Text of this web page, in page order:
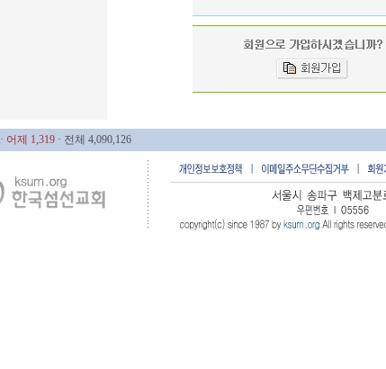
· 어제 1,319 · 전체 4,090,126